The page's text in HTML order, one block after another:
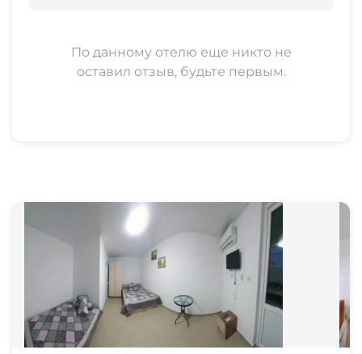
По данному отелю еще никто не
оставил отзыв, будьте первым.